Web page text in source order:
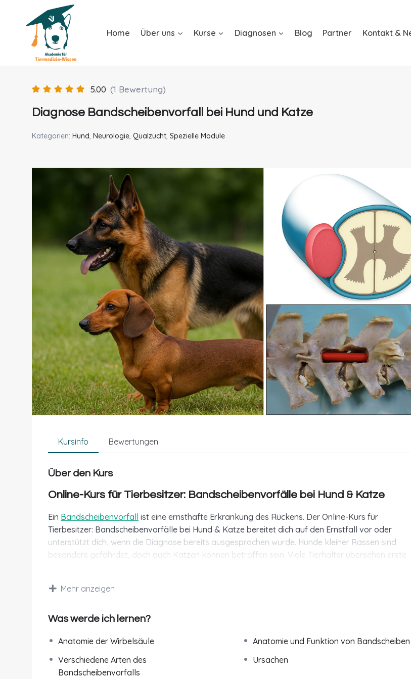
Home Über uns Kurse Diagnosen Blog Partner Kontakt &
5.00 (1 Bewertung)
Diagnose Bandscheibenvorfall bei Hund und Katze
Kategorien: Hund, Neurologie, Qualzucht, Spezielle Module
Kursinfo Bewertungen
Über den Kurs
Online-Kurs für Tierbesitzer: Bandscheibenvorfälle bei Hund & Katze
Ein Bandscheibenvorfall ist eine ernsthafte Erkrankung des Rückens. Der Online-Kurs für
Tierbesitzer: Bandscheibenvorfälle bei Hund & Katze bereitet dich auf den Ernstfall vor oder
unterstützt dich, wenn die Diagnose bereits ausgesprochen wurde. Hunde kleiner Rassen sind
besonders gefährdet, doch auch Katzen können betroffen sein. Viele Tierhalter übersehen erste
Fachwissen aus erster Hand
Bandscheibenvorfälle bei Hund und Katze. Du erhältst einen Überblick von den anatomischen
Grundlagen über typische Symptome bis hin zu bewährten Diagnose- und Therapieansätzen.
Was du im Kurs lernst
Mehr anzeigen
Was werde ich lernen?
Anatomie der Wirbelsäule
Anatomie und Funktion von Bandscheiben
Verschiedene Arten des
Bandscheibenvorfalls
Ursachen